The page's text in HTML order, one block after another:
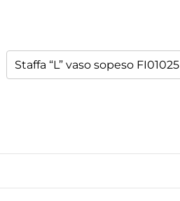
Staffa “L” vaso sopeso FI01025